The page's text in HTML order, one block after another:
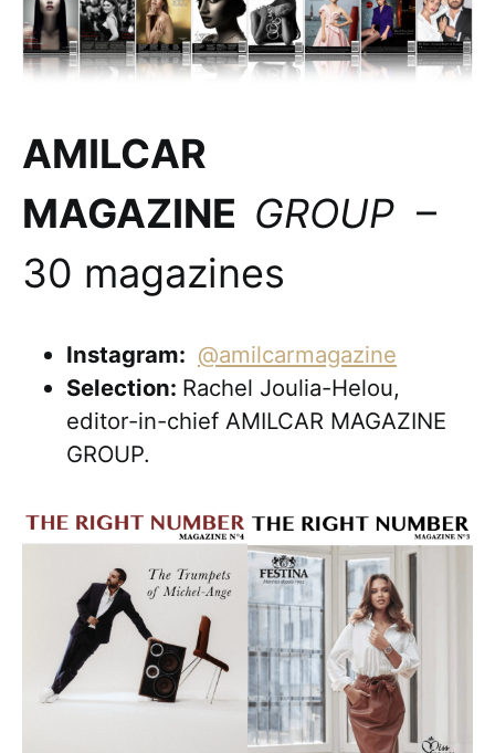
AMILCAR
MAGAZINE GROUP –
30 magazines
Instagram: @amilcarmagazine
Selection: Rachel Joulia-Helou,
editor-in-chief AMILCAR MAGAZINE
GROUP.